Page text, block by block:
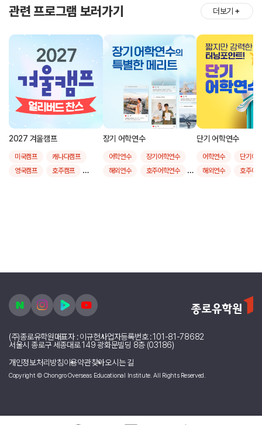
관련 프로그램 보러가기 더보기 ＋
2027 겨울캠프
미국캠프
캐나다캠프
영국캠프
호주캠프
대학투어
장기 어학연수
어학연수
장기어학연수
해외연수
호주어학연수
장기어학연수비용
20주어학연수
유학원할인
단기 어학연수
어학연수
단기어
해외연수
호주어
4주어학연수비용비교
단기어학연수후기
4주어학연수
한
(주)종로유학원대표자 : 이규헌사업자등록번호 : 101-81-78682
서울시 종로구 세종대로 149 광화문빌딩 8층 (03186)
개인정보처리방침이용약관찾아오시는 길
Copyright © Chongro Overseas Educational Institute. All Rights Reserved.